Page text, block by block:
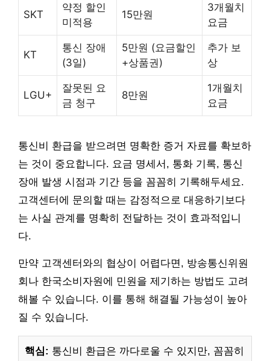
SKT
약정 할인
미적용
15만원
3개월치
요금
KT
통신 장애
(3일)
5만원 (요금할인
+상품권)
추가 보
상
LGU+
잘못된 요
금 청구
8만원
1개월치
요금
통신비 환급을 받으려면 명확한 증거 자료를 확보하
는 것이 중요합니다. 요금 명세서, 통화 기록, 통신
장애 발생 시점과 기간 등을 꼼꼼히 기록해두세요.
고객센터에 문의할 때는 감정적으로 대응하기보다
는 사실 관계를 명확히 전달하는 것이 효과적입니
다.
만약 고객센터와의 협상이 어렵다면, 방송통신위원
회나 한국소비자원에 민원을 제기하는 방법도 고려
해볼 수 있습니다. 이를 통해 해결될 가능성이 높아
질 수 있습니다.
핵심: 통신비 환급은 까다로울 수 있지만, 꼼꼼히